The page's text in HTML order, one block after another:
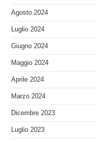
Agosto 2024
Luglio 2024
Giugno 2024
Maggio 2024
Aprile 2024
Marzo 2024
Dicembre 2023
Luglio 2023